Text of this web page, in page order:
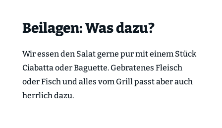
Beilagen: Was dazu?
Wir essen den Salat gerne pur mit einem Stück
Ciabatta oder Baguette. Gebratenes Fleisch
oder Fisch und alles vom Grill passt aber auch
herrlich dazu.